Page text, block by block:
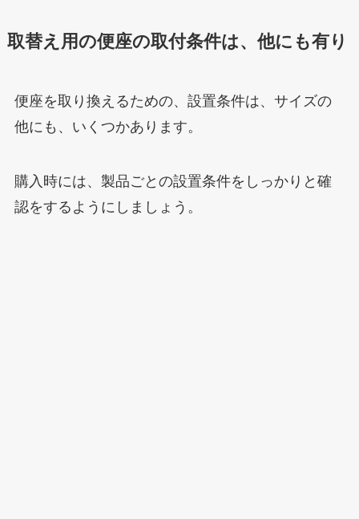
取替え用の便座の取付条件は、他にも有り
便座を取り換えるための、設置条件は、サイズの
他にも、いくつかあります。
購入時には、製品ごとの設置条件をしっかりと確
認をするようにしましょう。